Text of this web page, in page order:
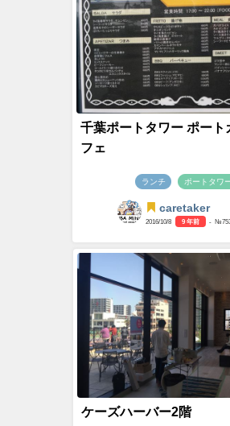
千葉ポートタワー ポート
フェ
ランチ ポートタワ
caretaker
2016/10/8 9 年前 -
ケーズハーバー2階